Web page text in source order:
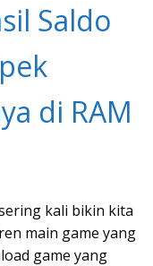
Saldo
di RAM
kali bikin kita
main game yang
game yang